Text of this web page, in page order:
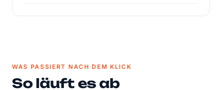
WAS PASSIERT NACH DEM KLICK
So läuft es ab